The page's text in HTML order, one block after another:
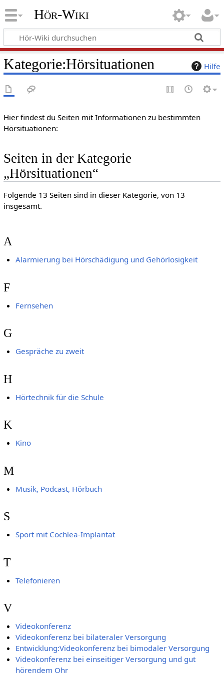
Hör-Wiki
Hilfe
Kategorie:Hörsituationen
Hier findest du Seiten mit Informationen zu bestimmten
Hörsituationen:
Seiten in der Kategorie
„Hörsituationen“
Folgende 13 Seiten sind in dieser Kategorie, von 13
insgesamt.
A
Alarmierung bei Hörschädigung und Gehörlosigkeit
F
Fernsehen
G
Gespräche zu zweit
H
Hörtechnik für die Schule
K
Kino
M
Musik, Podcast, Hörbuch
S
Sport mit Cochlea-Implantat
T
Telefonieren
V
Videokonferenz
Videokonferenz bei bilateraler Versorgung
Entwicklung:Videokonferenz bei bimodaler Versorgung
Videokonferenz bei einseitiger Versorgung und gut
hörendem Ohr